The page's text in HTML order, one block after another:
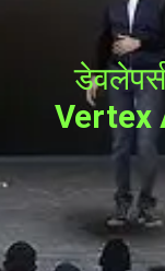
Vertex